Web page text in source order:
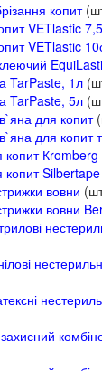
копит
VETlastic
VETlastic
TarPaste, 1л
TarPaste, 5л
для копит
для копит
копит Кromberg
копит Silbertape
вовни
вовни